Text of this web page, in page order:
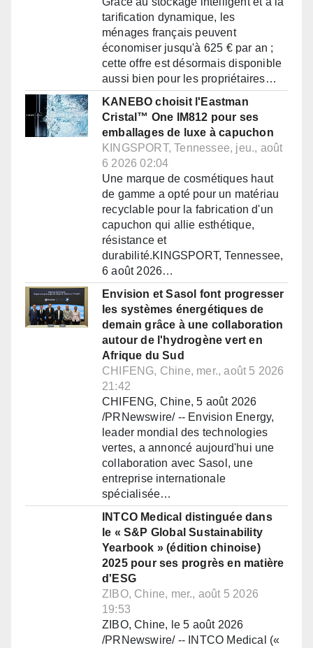
tarification dynamique, les
ménages français peuvent
économiser jusqu'à 625 € par an ;
cette offre est désormais disponible
aussi bien pour les propriétaires…
KANEBO choisit l'Eastman
Cristal™ One IM812 pour ses
emballages de luxe à capuchon
KINGSPORT, Tennessee, jeu., août
6 2026 02:04
Une marque de cosmétiques haut
de gamme a opté pour un matériau
recyclable pour la fabrication d'un
capuchon qui allie esthétique,
résistance et
durabilité.KINGSPORT, Tennessee,
6 août 2026…
Envision et Sasol font progresser
les systèmes énergétiques de
demain grâce à une collaboration
autour de l'hydrogène vert en
Afrique du Sud
CHIFENG, Chine, mer., août 5 2026
21:42
CHIFENG, Chine, 5 août 2026
/PRNewswire/ -- Envision Energy,
leader mondial des technologies
vertes, a annoncé aujourd'hui une
collaboration avec Sasol, une
entreprise internationale
spécialisée…
INTCO Medical distinguée dans
le « S&P Global Sustainability
Yearbook » (édition chinoise)
2025 pour ses progrès en matière
d'ESG
ZIBO, Chine, mer., août 5 2026
19:53
ZIBO, Chine, le 5 août 2026
/PRNewswire/ -- INTCO Medical («